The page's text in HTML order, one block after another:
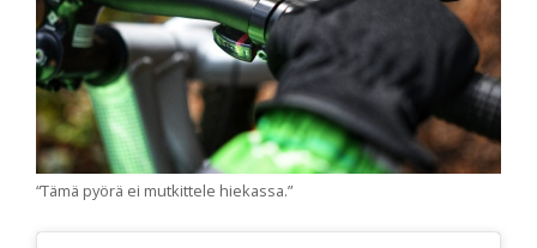
“Tämä pyörä ei mutkittele hiekassa.”